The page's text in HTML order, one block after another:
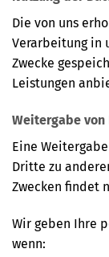
Die von uns
Verarbeitung in
Zwecke
Leistungen
Weitergabe von
Eine
Dritte zu
Zwecken findet
Wir geben Ihre
wenn: